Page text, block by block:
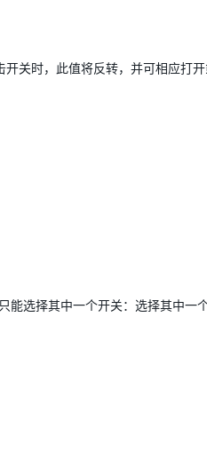
关时，此值将反转，并可相应打
能选择其中一个开关：选择其中一